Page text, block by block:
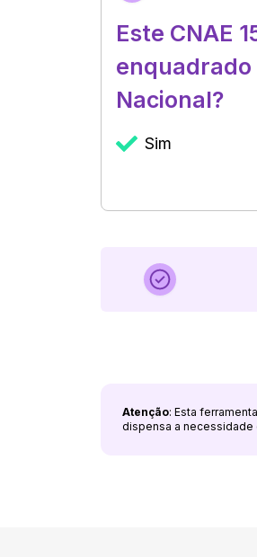
Este CNAE
enquadrado
Nacional?
Sim
Atenção: Esta
dispensa a necessidade